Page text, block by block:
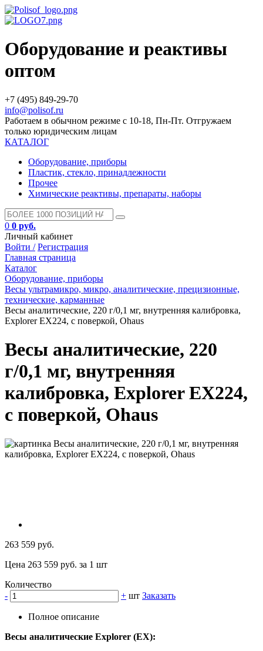
Оборудование и реактивы
оптом
+7 (495) 849-29-70
info@polisof.ru
Работаем в обычном режиме с 10-18, Пн-Пт. Отгружаем
только юридическим лицам
КАТАЛОГ
Оборудование, приборы
Пластик, стекло, принадлежности
Прочее
Химические реактивы, препараты, наборы
0 0 руб.
Личный кабинет
Войти / Регистрация
Главная страница
Каталог
Оборудование, приборы
Весы ультрамикро, микро, аналитические, прецизионные,
технические, карманные
Весы аналитические, 220 г/0,1 мг, внутренняя калибровка,
Explorer EX224, с поверкой, Ohaus
Весы аналитические, 220
г/0,1 мг, внутренняя
калибровка, Explorer EX224,
с поверкой, Ohaus
263 559 руб.
Цена 263 559 руб. за 1 шт
Количество
-
+ шт Заказать
Полное описание
Весы аналитические Explorer (EX):